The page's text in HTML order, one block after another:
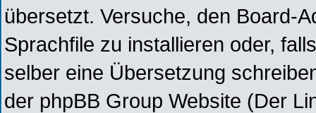
übersetzt. Versuche, den Board-
Sprachfile zu installieren oder,
selber eine Übersetzung
der phpBB Group Website (Der